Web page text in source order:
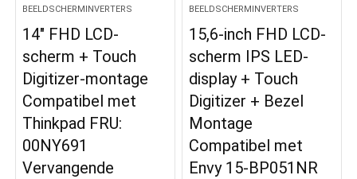
BEELDSCHERMINVERTERS
14″ FHD LCD-
scherm + Touch
Digitizer-montage
Compatibel met
Thinkpad FRU:
00NY691
Vervangende
BEELDSCHERMINVERTERS
15,6-inch FHD LCD-
scherm IPS LED-
display + Touch
Digitizer + Bezel
Montage
Compatibel met
Envy 15-BP051NR